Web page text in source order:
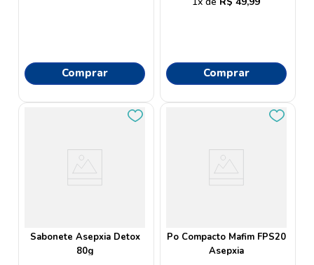
Comprar Comprar
Sabonete Asepxia Detox
80g
Po Compacto Mafim FPS20
Asepxia